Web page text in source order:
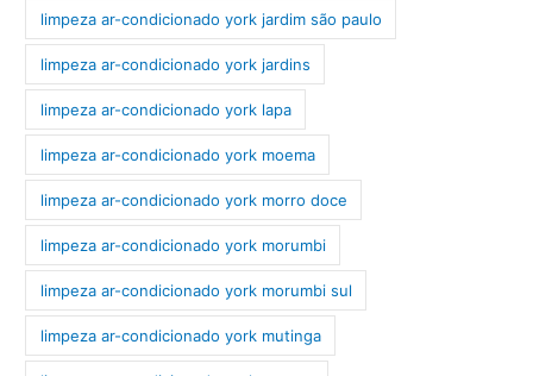
limpeza ar-condicionado york jardim são paulo
limpeza ar-condicionado york jardins
limpeza ar-condicionado york lapa
limpeza ar-condicionado york moema
limpeza ar-condicionado york morro doce
limpeza ar-condicionado york morumbi
limpeza ar-condicionado york morumbi sul
limpeza ar-condicionado york mutinga